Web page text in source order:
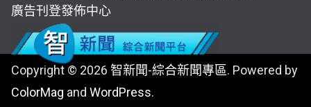
廣告刊登發佈中心
Copyright © 2026 智新聞-綜合新聞專區. Powered by
ColorMag and WordPress.